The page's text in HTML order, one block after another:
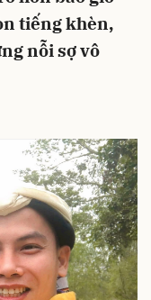
tiếng khèn,
nỗi sợ vô